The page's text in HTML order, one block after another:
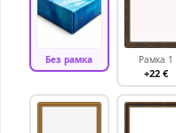
Без рамка Рамка 1
+22 €